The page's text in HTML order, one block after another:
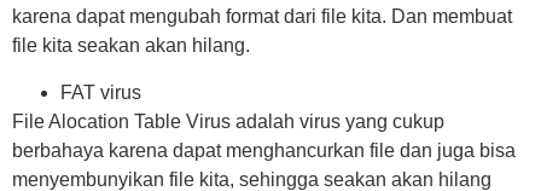
karena dapat mengubah format dari file kita. Dan membuat
file kita seakan akan hilang.
FAT virus
File Alocation Table Virus adalah virus yang cukup
berbahaya karena dapat menghancurkan file dan juga bisa
menyembunyikan file kita, sehingga seakan akan hilang